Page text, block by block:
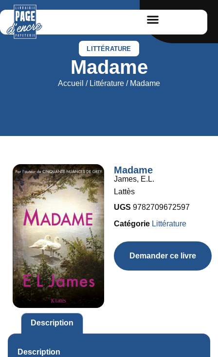
LITTÉRATURE
Madame
Accueil / Littérature / Madame
Madame
James, E.L.
Lattès
UGS 9782709672597
Catégorie Littérature
Demander ce livre
Description
Description